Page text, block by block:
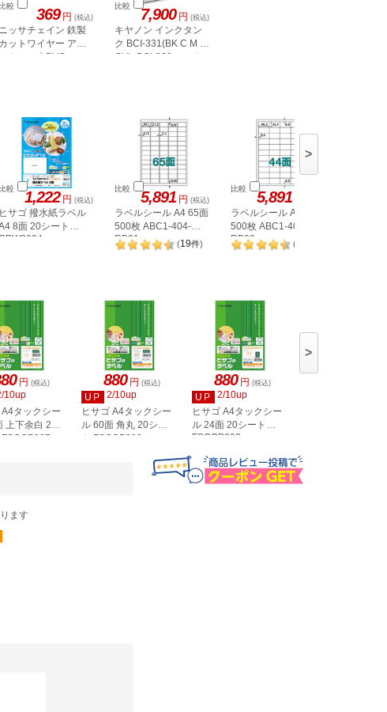
比較 369 円 (税込)
ニッサチェイン 鉄製
カットワイヤー アル
ミカシメ赤PVCコー
比較 7,900 円 (税込)
キヤノン インクタン
ク BCI-331(BK C M Y
GY)+BCI-330マルチ
比較 1,222 円 (税込)
ヒサゴ 撥水紙ラベル
8面 20シート
OPW3034
比較 5,891 円 (税込)
ラベルシール A4 65面
500枚 ABC1-404-
RB21
(19件)
比較 5,891
ラベルシール A4 44面
500枚 ABC1-404-
RB20
(
>
円 (税込)
10up
A4タックシー
上下余白 20
FSCOP907
880 円 (税込)
UP
2/10up
ヒサゴ A4タックシー
ル 60面 角丸 20シー
ト FSCOP902
880 円 (税込)
UP
2/10up
ヒサゴ A4タックシー
ル 24面 20シート
FSCOP863
>
ます